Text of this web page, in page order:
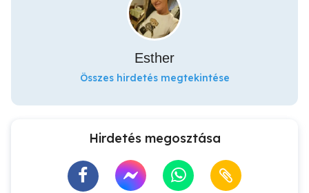
Esther
Összes hirdetés megtekintése
Hirdetés megosztása